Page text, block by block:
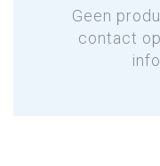
Geen
contact